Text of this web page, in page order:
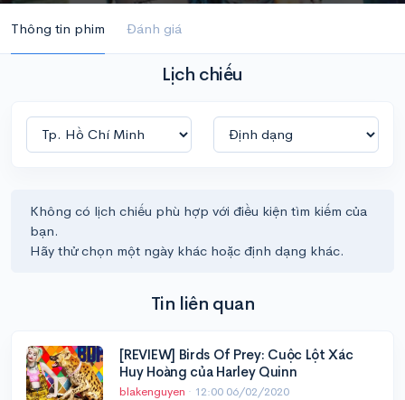
Thông tin phim Đánh giá
Lịch chiếu
Không có lịch chiếu phù hợp với điều kiện tìm kiếm của
bạn.
Hãy thử chọn một ngày khác hoặc định dạng khác.
Tin liên quan
[REVIEW] Birds Of Prey: Cuộc Lột Xác
Huy Hoàng của Harley Quinn
blakenguyen · 12:00 06/02/2020